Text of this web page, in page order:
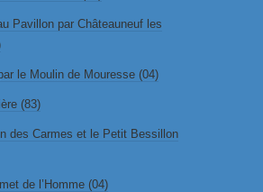
Pavillon par Châteauneuf les
le Moulin de Mouresse (04)
(83)
des Carmes et le Petit Bessillon
de l’Homme (04)